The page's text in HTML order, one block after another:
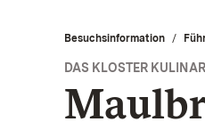
Besuchsinformation
DAS KLOSTER